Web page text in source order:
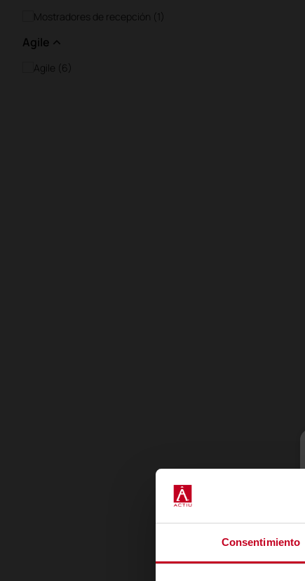
Consentimiento
Mostradores de recepción (1)
Agile
Agile (6)